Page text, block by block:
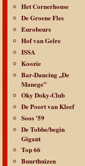
Het Cornerhouse
De Groene Fles
Eurobeurs
Hof van Gelre
ISSA
Koozie
Bar-Dancing ,,De
Manege”
Oky Doky-Club
De Poort van Kleef
Soos ’59
De Tobbe/begin
Gigant
Top 66
Buurthuizen